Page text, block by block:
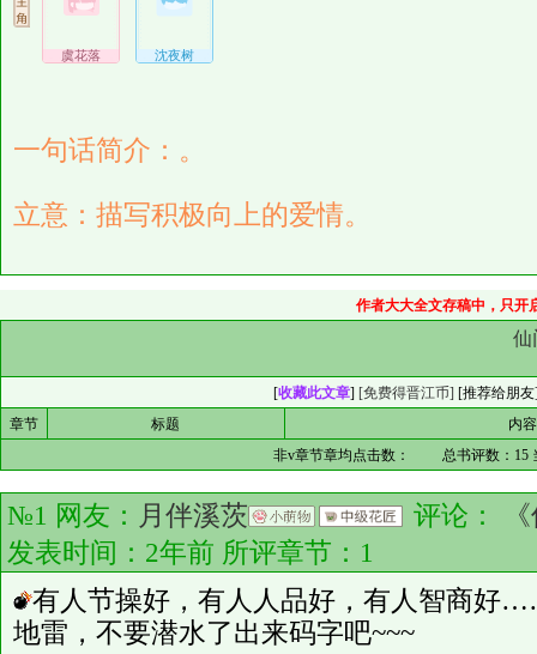
虞花落 沈夜树
一句话简介：。
立意：描写积极向上的爱情。
作者大大全文存稿中，只开
仙
[收藏此文章] [免费得晋江币] [推荐给朋友
章节
标题
内
非v章节章均点击数：
总书评数： 15
№1 网友： 月伴溪茨 评论：
发表时间：2年前 所评章节： 1
有人节操好，有人人品好，有人智商
地雷，不要潜水了出来码字吧~~~